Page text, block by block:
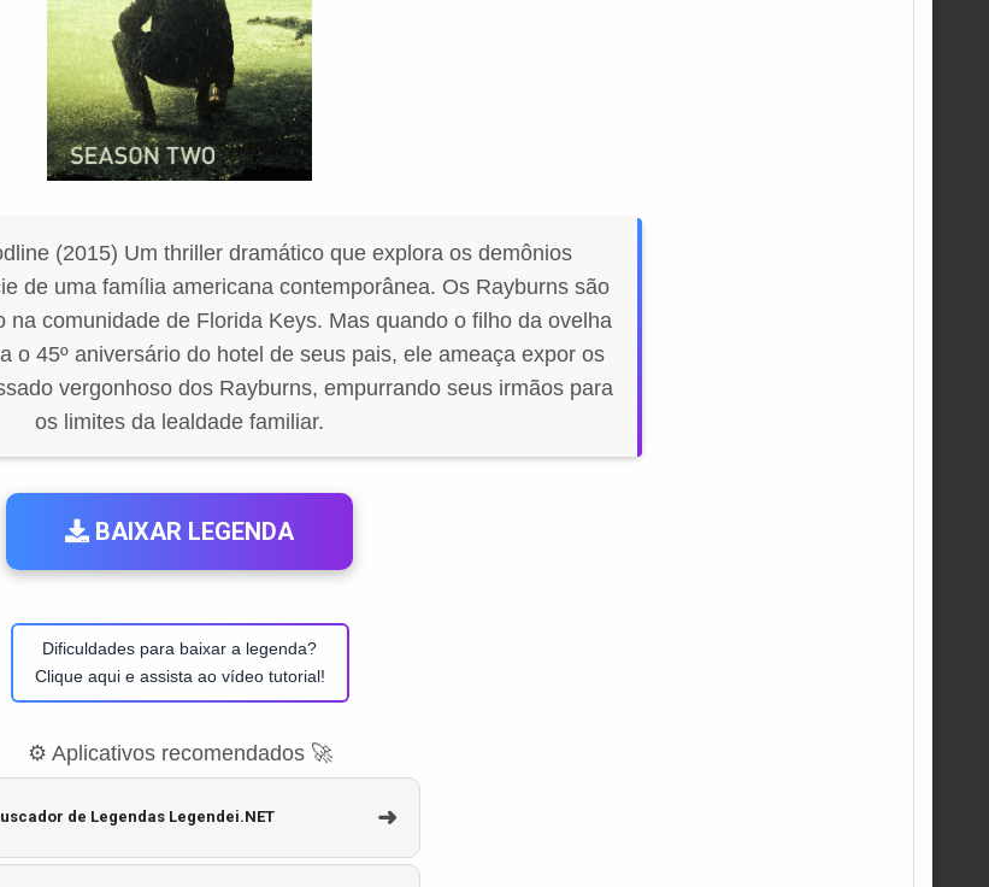
(2015) Um thriller dramático que explora os demônios
de uma família americana contemporânea. Os Rayburns são
na comunidade de Florida Keys. Mas quando o filho da ovelha
o 45º aniversário do hotel de seus pais, ele ameaça expor os
vergonhoso dos Rayburns, empurrando seus irmãos para
os limites da lealdade familiar.
BAIXAR LEGENDA
Dificuldades para baixar a legenda?
Clique aqui e assista ao vídeo tutorial!
⚙️ Aplicativos recomendados 🚀
de Legendas Legendei.NET ➜